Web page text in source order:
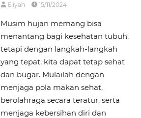
Eliyah 15/11/2024
Musim hujan memang bisa
menantang bagi kesehatan tubuh,
tetapi dengan langkah-langkah
yang tepat, kita dapat tetap sehat
dan bugar. Mulailah dengan
menjaga pola makan sehat,
berolahraga secara teratur, serta
menjaga kebersihan diri dan